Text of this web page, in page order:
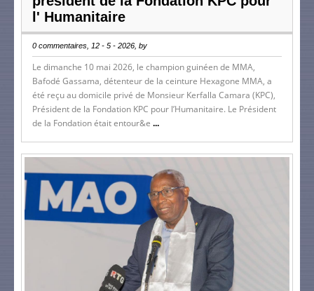
l' Humanitaire
0 commentaires, 12 - 5 - 2026, by
Le dimanche 10 mai 2026, le champion guinéen de MMA,
Bafodé Gassama, détenteur de la ceinture Hexagone MMA, a
été reçu au domicile privé de Monsieur Kerfalla Camara (KPC),
Président de la Fondation KPC pour l’Humanitaire. Le Président
de la Fondation était entour&e ...